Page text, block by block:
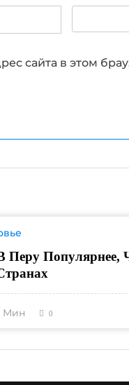
сайта в этом
Перу Популярнее,
Мин 0